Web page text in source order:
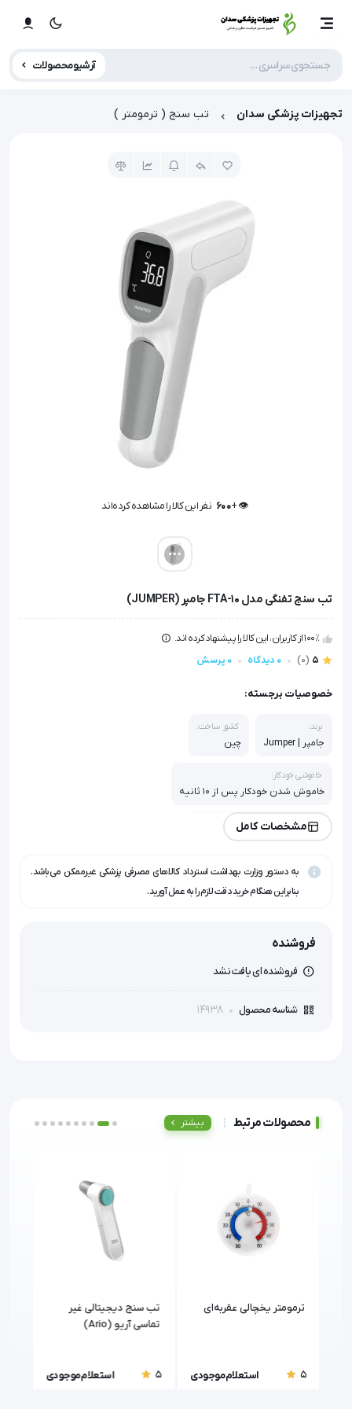
آرشیو محصولات
تجهیزات پزشکی سدان تب سنج ( ترمومتر )
👁️ +
600 نفر این کالا را مشاهده کرده‌اند
تب سنج تفنگی مدل FTA-10 جامپر (JUMPER)
100٪ از کاربران، این کالا را پیشنهاد کرده اند.
5
(0) 0 دیدگاه 0 پرسش
خصوصیات برجسته:
برند:
جامپر | Jumper
کشور ساخت:
چین
خاموشی خودکار:
خاموش شدن خودکار پس از 10 ثانیه
نمایشگر:
نمایشگر LCD با پس‌زمینه مشکی
مشخصات کامل
به دستور وزارت بهداشت استرداد کالاهای مصرفی پزشکی غیرممکن می‌باشد.
بنابراین هنگام خرید دقت لازم را به عمل آورید.
فروشنده
فروشنده ای یافت نشد
شناسه محصول 14938
محصولات مرتبط بیشتر
ترمومتر یخچالی عقربه‌ای
5 استعلام موجودی
تب سنج دیجیتالی غیر
تماسی آریو (Ario)
5 استعلام موجودی